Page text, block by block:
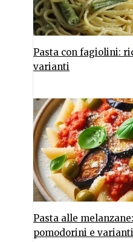
Pasta con fagiolini:
varianti
Pasta alle
pomodorini e varianti